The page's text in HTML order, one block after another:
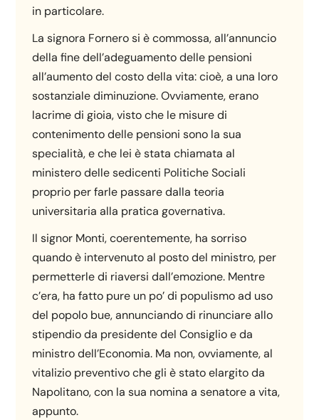
in particolare.
La signora Fornero si è commossa, all’annuncio
della fine dell’adeguamento delle pensioni
all’aumento del costo della vita: cioè, a una loro
sostanziale diminuzione. Ovviamente, erano
lacrime di gioia, visto che le misure di
contenimento delle pensioni sono la sua
specialità, e che lei è stata chiamata al
ministero delle sedicenti Politiche Sociali
proprio per farle passare dalla teoria
universitaria alla pratica governativa.
Il signor Monti, coerentemente, ha sorriso
quando è intervenuto al posto del ministro, per
permetterle di riaversi dall’emozione. Mentre
c’era, ha fatto pure un po’ di populismo ad uso
del popolo bue, annunciando di rinunciare allo
stipendio da presidente del Consiglio e da
ministro dell’Economia. Ma non, ovviamente, al
vitalizio preventivo che gli è stato elargito da
Napolitano, con la sua nomina a senatore a vita,
appunto.